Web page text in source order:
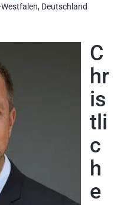
Deutschland
C
hr
is
tli
c
h
e